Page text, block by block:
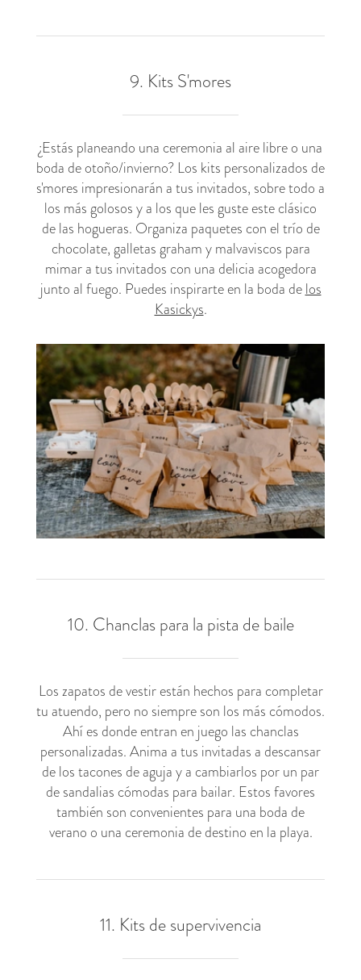
9. Kits S'mores
¿Estás planeando una ceremonia al aire libre o una
boda de otoño/invierno? Los kits personalizados de
s'mores impresionarán a tus invitados, sobre todo a
los más golosos y a los que les guste este clásico
de las hogueras. Organiza paquetes con el trío de
chocolate, galletas graham y malvaviscos para
mimar a tus invitados con una delicia acogedora
junto al fuego. Puedes inspirarte en la boda delos
Kasickys.
10. Chanclas para la pista de baile
Los zapatos de vestir están hechos para completar
tu atuendo, pero no siempre son los más cómodos.
Ahí es donde entran en juego las chanclas
personalizadas. Anima a tus invitadas a descansar
de los tacones de aguja y a cambiarlos por un par
de sandalias cómodas para bailar. Estos favores
también son convenientes para una boda de
verano o una ceremonia de destino en la playa.
11. Kits de supervivencia